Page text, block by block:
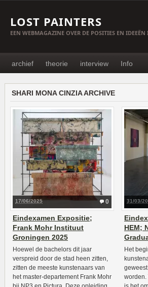
LOST PAINTERS
EEN WEBMAGAZINE OVER DE POSITIES EN
archief theorie interview Info
SHARI MONA CINZIA ARCHIVE
0
17/06/2025
Eindexamen Expositie;
Frank Mohr Instituut
Groningen 2025
Hoewel de bachelors dit jaar
verspreid door de stad heen zitten,
zitten de meeste kunstenaars van
het master-departement Frank Mohr
31/03/
HEM;
Het
worden.